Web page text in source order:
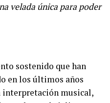
velada única para poder
sostenido que han
en los últimos años
interpretación musical,